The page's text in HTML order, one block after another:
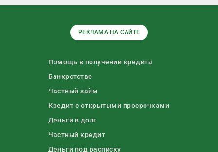
РЕКЛАМА НА САЙТЕ
Помощь в получении кредита
Банкротство
Частный займ
Кредит с открытыми просрочками
Деньги в долг
Частный кредит
Деньги под расписку